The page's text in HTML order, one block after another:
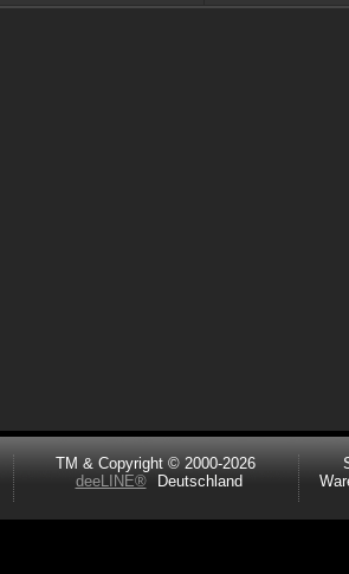
TM & Copyright © 2000-2026
deeLINE®
Deutschland